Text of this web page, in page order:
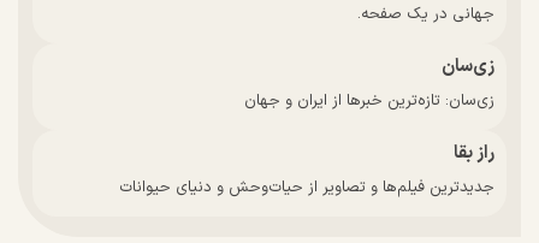
جهانی در یک صفحه.
زی‌سان
زی‌سان: تازه‌ترین خبرها از ایران و جهان
راز بقا
جدیدترین فیلم‌ها و تصاویر از حیات‌وحش و دنیای حیوانات